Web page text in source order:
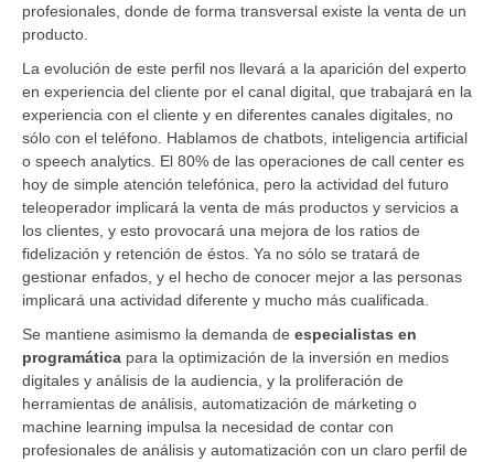
profesionales, donde de forma transversal existe la venta de un
producto.
La evolución de este perfil nos llevará a la aparición del experto
en experiencia del cliente por el canal digital, que trabajará en la
experiencia con el cliente y en diferentes canales digitales, no
sólo con el teléfono. Hablamos de chatbots, inteligencia artificial
o speech analytics. El 80% de las operaciones de call center es
hoy de simple atención telefónica, pero la actividad del futuro
teleoperador implicará la venta de más productos y servicios a
los clientes, y esto provocará una mejora de los ratios de
fidelización y retención de éstos. Ya no sólo se tratará de
gestionar enfados, y el hecho de conocer mejor a las personas
implicará una actividad diferente y mucho más cualificada.
Se mantiene asimismo la demanda de especialistas en
programática para la optimización de la inversión en medios
digitales y análisis de la audiencia, y la proliferación de
herramientas de análisis, automatización de márketing o
machine learning impulsa la necesidad de contar con
profesionales de análisis y automatización con un claro perfil de